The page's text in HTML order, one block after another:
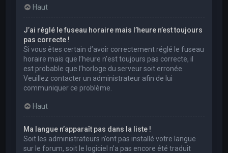
Haut
J’ai réglé le fuseau horaire mais l’heure n’est toujours
pas correcte !
Si vous êtes certain d’avoir correctement réglé le fuseau
horaire mais que l’heure n’est toujours pas correcte, il
est probable que l’horloge du serveur soit erronée.
Veuillez contacter un administrateur afin de lui
communiquer ce problème.
Haut
Ma langue n’apparaît pas dans la liste !
Soit les administrateurs n’ont pas installé votre langue
sur le forum, soit le logiciel n’a pas encore été traduit